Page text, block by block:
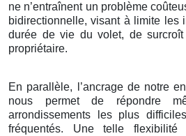
ne n’entraînent un problème
bidirectionnelle, visant à limite les
durée de vie du volet, de surcroît
propriétaire.
En parallèle, l’ancrage de notre
nous permet de répondre
arrondissements les plus
fréquentés. Une telle